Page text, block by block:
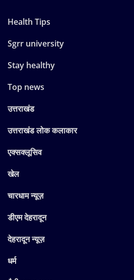
Health Tips
Sgrr university
Stay healthy
Top news
उत्तराखंड
उत्तराखंड लोक कलाकार
एक्सक्लूसिव
खेल
चारधाम न्यूज़
डीएम देहरादून
देहरादून न्यूज़
धर्म